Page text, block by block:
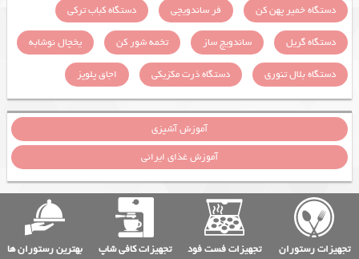
دستگاه خمیر پهن کن
فر ساندویچی
دستگاه کباب ترکی
دستگاه گریل
ساندویچ ساز تخمه شور کن
یخچال نوشابه
دستگاه بلال تنوری
دستگاه ذرت مکزیکی اجاق پلوپز
آموزش آشپزی
آموزش غذای ایرانی
تجهیزات رستوران تجهیزات فست فود تجهیزات کافی شاپ بهترین رستوران ها